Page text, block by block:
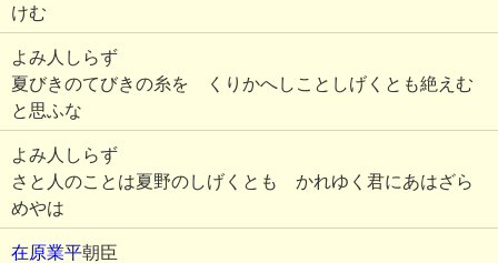
けむ
よみ人しらず
夏びきのてびきの糸を くりかへしことしげくとも絶えむ
と思ふな
よみ人しらず
さと人のことは夏野のしげくとも かれゆく君にあはざら
めやは
在原業平朝臣